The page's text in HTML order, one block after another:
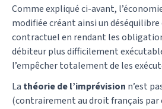
Comme expliqué ci-avant,
modifiée créant ainsi un
contractuel en rendant les
débiteur plus difficilement
l’empêcher totalement de les
La théorie de l’imprévision n’est
(contrairement au droit français par